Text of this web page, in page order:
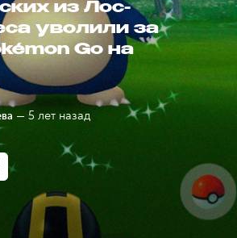
из Лос-
уволили за
Go на
— 5 лет назад